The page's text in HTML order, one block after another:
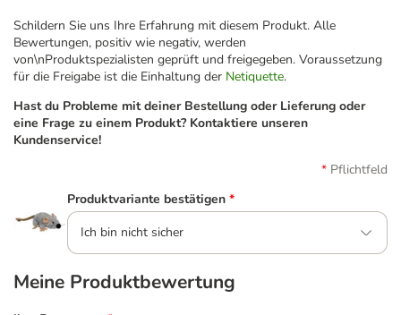
Schildern Sie uns Ihre Erfahrung mit diesem Produkt. Alle
Bewertungen, positiv wie negativ, werden
von\nProduktspezialisten geprüft und freigegeben. Voraussetzung
für die Freigabe ist die Einhaltung der Netiquette.
Hast du Probleme mit deiner Bestellung oder Lieferung oder
eine Frage zu einem Produkt? Kontaktiere unseren
Kundenservice!
Pflichtfeld
Produktvariante bestätigen *
Ich bin nicht sicher
Meine Produktbewertung